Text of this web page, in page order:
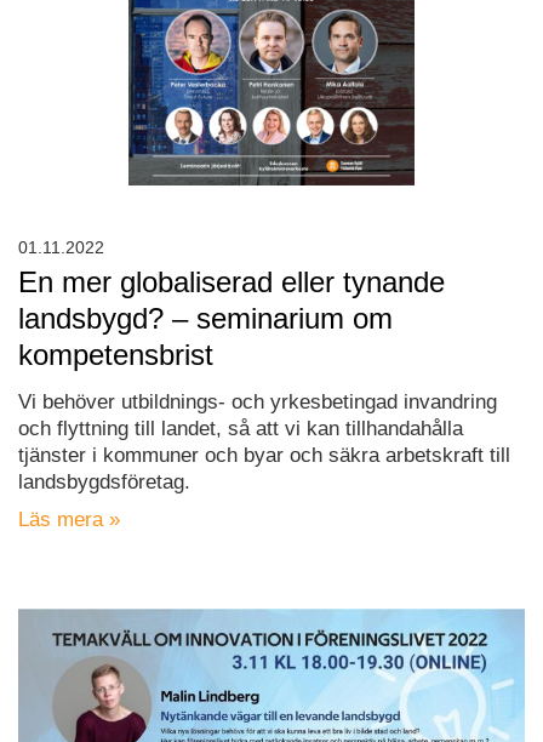
En mer globaliserad eller tynande
landsbygd? – seminarium om
kompetensbrist
Vi behöver utbildnings- och yrkesbetingad invandring
och flyttning till landet, så att vi kan tillhandahålla
tjänster i kommuner och byar och säkra arbetskraft till
landsbygdsföretag.
Läs mera »
01.11.2022